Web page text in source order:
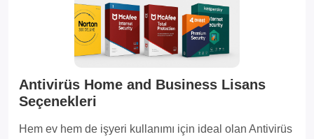
Antivirüs Home and Business Lisans
Seçenekleri
Hem ev hem de işyeri kullanımı için ideal olan Antivirüs